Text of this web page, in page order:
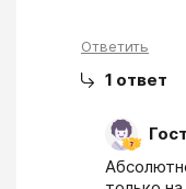
Ответить
1 ответ